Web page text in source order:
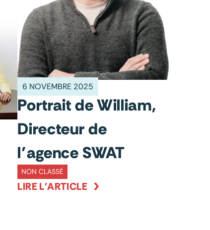
6 NOVEMBRE 2025
Portrait de William,
Directeur de
l’agence SWAT
NON CLASSÉ
LIRE L'ARTICLE